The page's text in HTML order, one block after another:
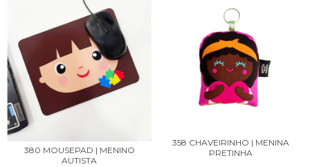
380 MOUSEPAD | MENINO
AUTISTA
358 CHAVEIRINHO | MENINA
PRETINHA